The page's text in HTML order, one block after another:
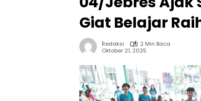
Giat Belajar
Redaksi
2 Min Baca
Oktober 21, 2025